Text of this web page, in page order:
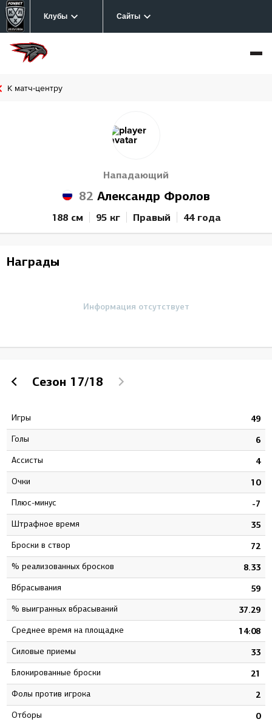
Клубы Сайты
К матч-центру
Нападающий
82 Александр Фролов
188 см 95 кг Правый 44 года
Награды
Информация отсутствует
Сезон 17/18
Игры 49
Голы 6
Ассисты 4
Очки 10
Плюс-минус -7
штрафное время 35
Броски в створ 72
% реализованных бросков 8.33
Вбрасывания 59
% выигранных вбрасываний 37.29
Среднее время на площадке 14:08
Силовые приемы 33
Блокированные броски 21
Фолы против игрока 2
Отборы 0